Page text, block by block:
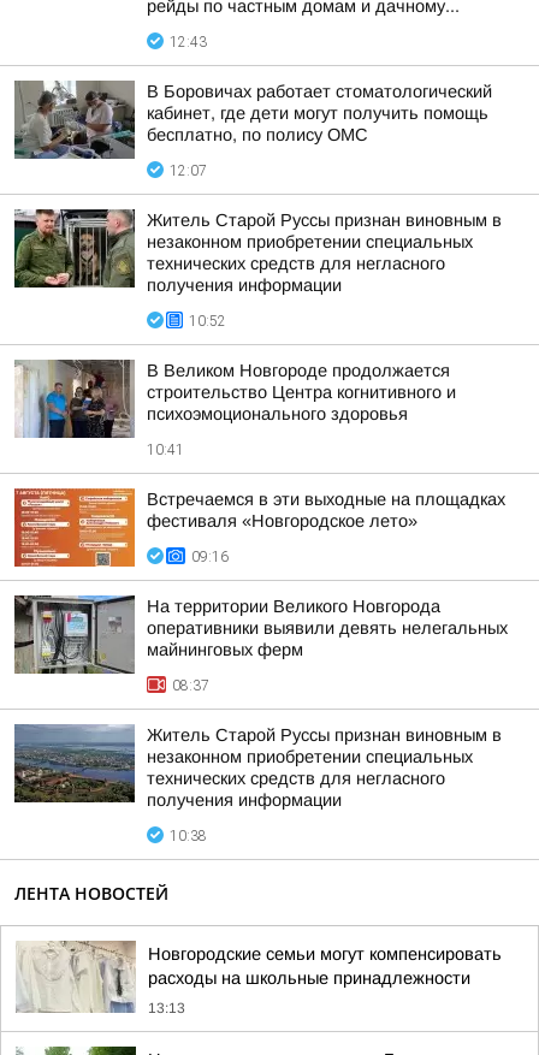
рейды по частным домам и дачному...
12:43
В Боровичах работает стоматологический
кабинет, где дети могут получить помощь
бесплатно, по полису ОМС
12:07
Житель Старой Руссы признан виновным в
незаконном приобретении специальных
технических средств для негласного
получения информации
10:52
В Великом Новгороде продолжается
строительство Центра когнитивного и
психоэмоционального здоровья
10:41
Встречаемся в эти выходные на площадках
фестиваля «Новгородское лето»
09:16
На территории Великого Новгорода
оперативники выявили девять нелегальных
майнинговых ферм
08:37
Житель Старой Руссы признан виновным в
незаконном приобретении специальных
технических средств для негласного
получения информации
10:38
ЛЕНТА НОВОСТЕЙ
Новгородские семьи могут компенсировать
расходы на школьные принадлежности
13:13